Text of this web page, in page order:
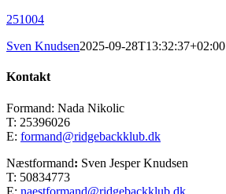
251004
Sven Knudsen2025-09-28T13:32:37+02:00
Kontakt
Formand: Nada Nikolic
T: 25396026
E: formand@ridgebackklub.dk
Næstformand: Sven Jesper Knudsen
T: 50834773
E: naestformand@ridgebackklub.dk